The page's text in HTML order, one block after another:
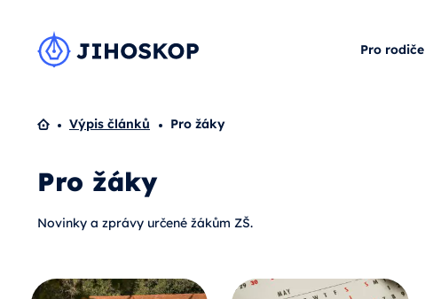
Pro rodiče
Domů
Výpis článků Pro žáky
Pro žáky
Novinky a zprávy určené žákům ZŠ.